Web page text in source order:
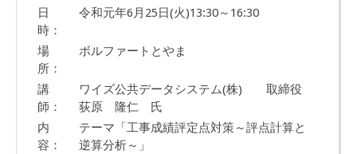
日
時：
令和元年6月25日(火)13:30～16:30
場
所：
ボルファートとやま
講
師：
ワイズ公共データシステム(株) 取締役
荻原 隆仁 氏
内
容：
テーマ「工事成績評定点対策～評点計算と
逆算分析～」